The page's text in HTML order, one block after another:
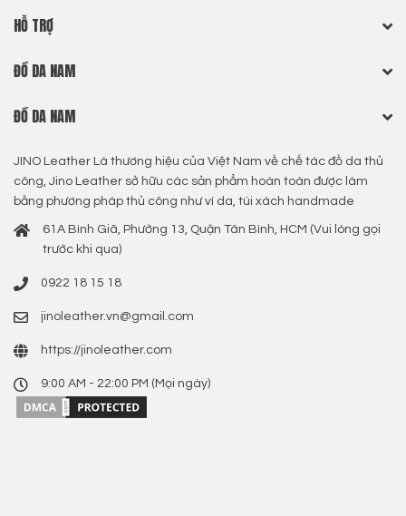
HỖ TRỢ
ĐỒ DA NAM
ĐỒ DA NAM
JINO Leather Là thương hiệu của Việt Nam về chế tác đồ da thủ
công, Jino Leather sở hữu các sản phẩm hoàn toàn được làm
bằng phương pháp thủ công như ví da, túi xách handmade
61A Bình Giã, Phường 13, Quận Tân Bình, HCM (Vui lòng gọi
trước khi qua)
0922 18 15 18
jinoleather.vn@gmail.com
https://jinoleather.com
9:00 AM - 22:00 PM (Mọi ngày)